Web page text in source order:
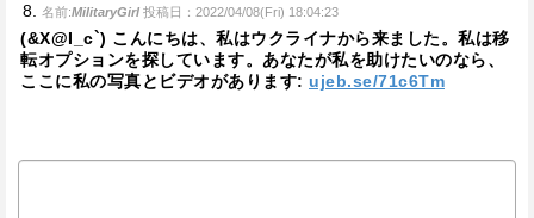
名前:MilitaryGirl 投稿日：2022/04/08(Fri) 18:04:23
(&X@I_c`) こんにちは、私はウクライナから来ました。私は移
転オプションを探しています。あなたが私を助けたいのなら、
ここに私の写真とビデオがあります: ujeb.se/71c6Tm